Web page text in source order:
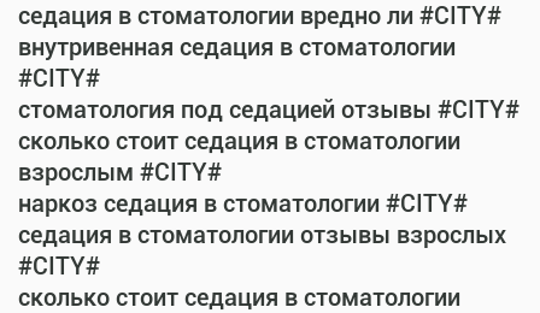
седация в стоматологии вредно ли #CITY#
внутривенная седация в стоматологии
#CITY#
стоматология под седацией отзывы #CITY#
сколько стоит седация в стоматологии
взрослым #CITY#
наркоз седация в стоматологии #CITY#
седация в стоматологии отзывы взрослых
#CITY#
сколько стоит седация в стоматологии